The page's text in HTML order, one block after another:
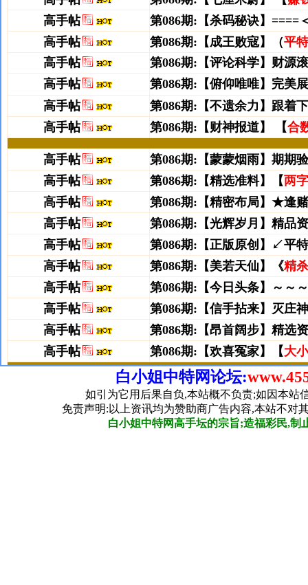
白小姐中特网论坛:
如引为它用后果自负,本站概不负责;如因本站
免责声明:以上资讯均为赞助商广告内容,本站不对
白小姐中特网高手坛的宗旨;造福彩民,制